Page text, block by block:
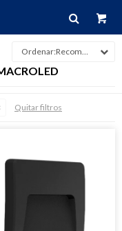
Recomendados
Quitar filtros